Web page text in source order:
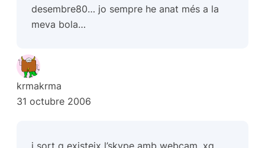
desembre80… jo sempre he anat més a la
meva bola…
krmakrma
31 octubre 2006